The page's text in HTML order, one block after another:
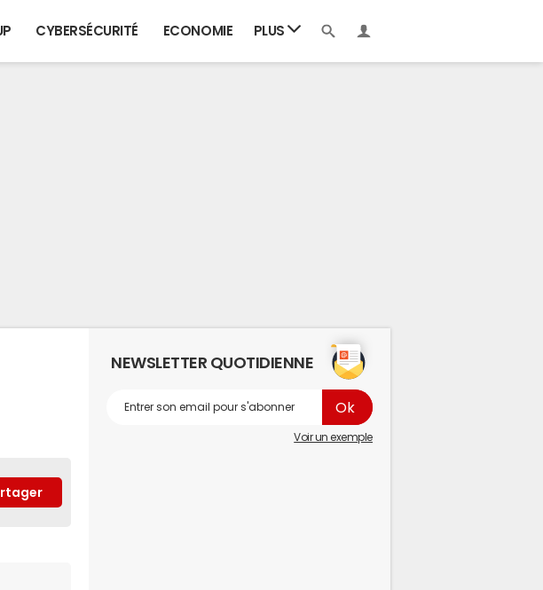
CYBERSÉCURITÉ ECONOMIE PLUS
NEWSLETTER QUOTIDIENNE
Voir un exemple